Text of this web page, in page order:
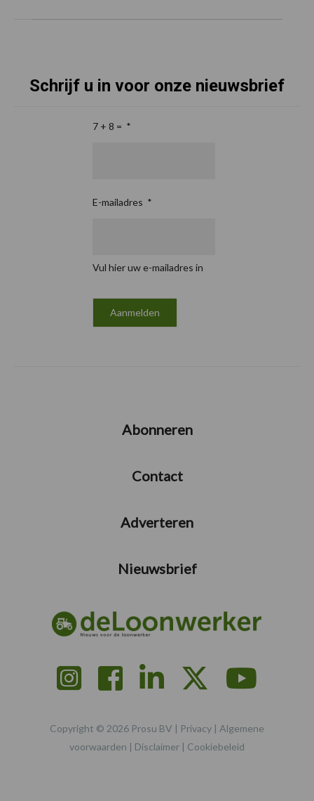
Schrijf u in voor onze nieuwsbrief
7 + 8 = *
E-mailadres *
Vul hier uw e-mailadres in
Abonneren
Contact
Adverteren
Nieuwsbrief
Copyright © 2026 Prosu BV | Privacy | Algemene
voorwaarden | Disclaimer | Cookiebeleid